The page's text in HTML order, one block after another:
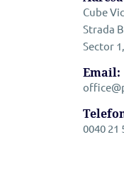
Cube
Strada
Sector
Email:
0040 21